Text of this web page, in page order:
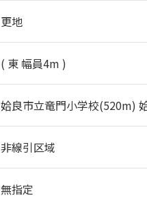
更地
( 東 幅員4m )
姶良市立竜門小学校(520m)
非線引区域
無指定